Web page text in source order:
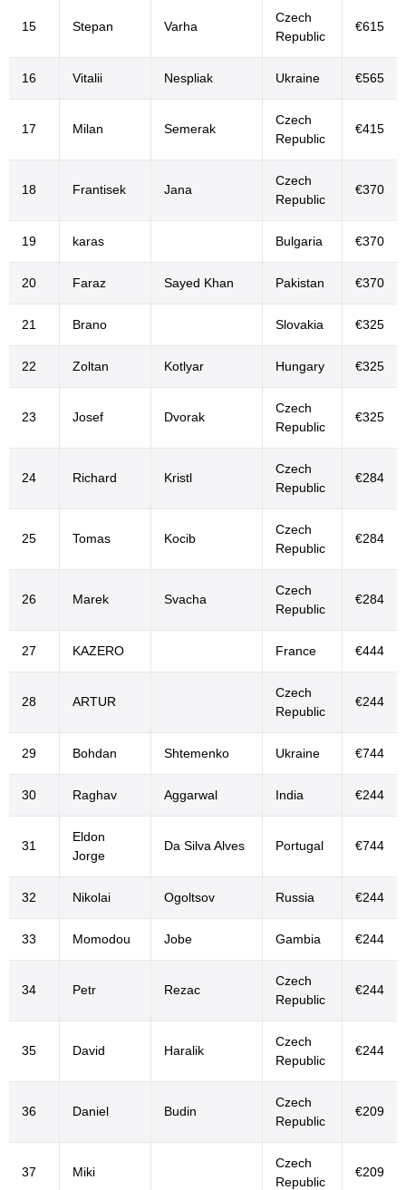
15 Stepan Varha
Czech
Republic
€615
16 Vitalii Nespliak Ukraine €565
17 Milan Semerak
Czech
Republic
€415
18 Frantisek Jana
Czech
Republic
€370
19 karas Bulgaria €370
20 Faraz Sayed Khan Pakistan €370
21 Brano Slovakia €325
22 Zoltan Kotlyar Hungary €325
23 Josef Dvorak
Czech
Republic
€325
24 Richard Kristl
Czech
Republic
€284
25 Tomas Kocib
Czech
Republic
€284
26 Marek Svacha
Czech
Republic
€284
27 KAZERO France €444
28 ARTUR
Czech
Republic
€244
29 Bohdan Shtemenko Ukraine €744
30 Raghav Aggarwal India €244
31
Eldon
Jorge
Da Silva Alves Portugal €744
32 Nikolai Ogoltsov Russia €244
33 Momodou Jobe Gambia €244
34 Petr Rezac
Czech
Republic
€244
35 David Haralik
Czech
Republic
€244
36 Daniel Budin
Czech
Republic
€209
37 Miki
Czech
Republic
€209